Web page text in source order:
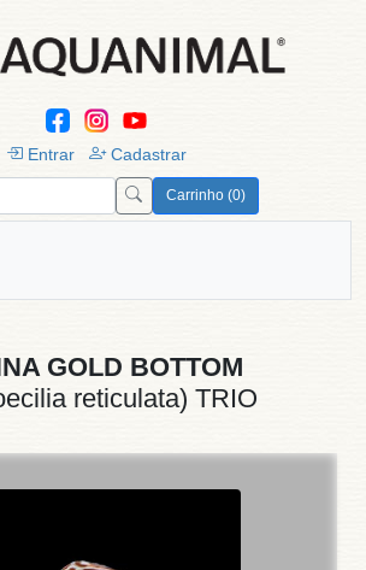
Entrar Cadastrar
Carrinho (0)
GOLD BOTTOM
reticulata) TRIO